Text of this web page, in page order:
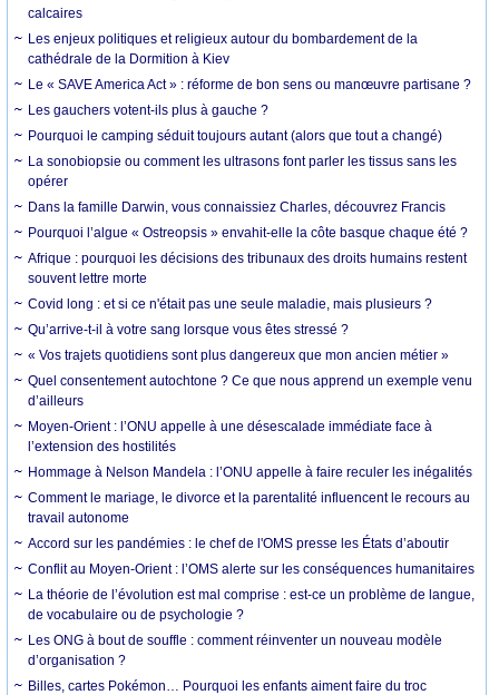
calcaires
Les enjeux politiques et religieux autour du bombardement de la
cathédrale de la Dormition à Kiev
Le « SAVE America Act » : réforme de bon sens ou manœuvre partisane ?
Les gauchers votent-ils plus à gauche ?
Pourquoi le camping séduit toujours autant (alors que tout a changé)
La sonobiopsie ou comment les ultrasons font parler les tissus sans les
opérer
Dans la famille Darwin, vous connaissiez Charles, découvrez Francis
Pourquoi l’algue « Ostreopsis » envahit-elle la côte basque chaque été ?
Afrique : pourquoi les décisions des tribunaux des droits humains restent
souvent lettre morte
Covid long : et si ce n'était pas une seule maladie, mais plusieurs ?
Qu’arrive-t-il à votre sang lorsque vous êtes stressé ?
« Vos trajets quotidiens sont plus dangereux que mon ancien métier »
Quel consentement autochtone ? Ce que nous apprend un exemple venu
d’ailleurs
Moyen-Orient : l’ONU appelle à une désescalade immédiate face à
l’extension des hostilités
Hommage à Nelson Mandela : l’ONU appelle à faire reculer les inégalités
Comment le mariage, le divorce et la parentalité influencent le recours au
travail autonome
Accord sur les pandémies : le chef de l'OMS presse les États d’aboutir
Conflit au Moyen-Orient : l’OMS alerte sur les conséquences humanitaires
La théorie de l’évolution est mal comprise : est-ce un problème de langue,
de vocabulaire ou de psychologie ?
Les ONG à bout de souffle : comment réinventer un nouveau modèle
d’organisation ?
Billes, cartes Pokémon… Pourquoi les enfants aiment faire du troc